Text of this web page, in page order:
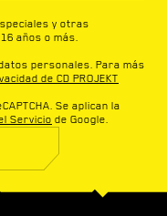
y otras
años o más.
personales. Para más
de CD PROJEKT
Se aplican la
Servicio de Google.